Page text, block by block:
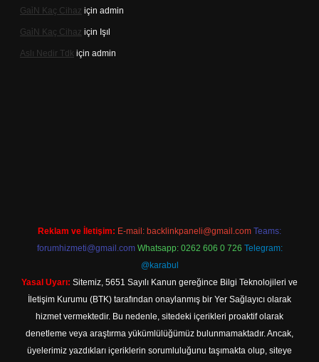
Gai̇N Kaç Cihaz için admin
Gai̇N Kaç Cihaz için Işıl
Aslı Nedir Tdk için admin
Reklam ve İletişim: E-mail: backlinkpaneli@gmail.com Teams:
forumhizmeti@gmail.com Whatsapp: 0262 606 0 726 Telegram:
@karabul
Yasal Uyarı: Sitemiz, 5651 Sayılı Kanun gereğince Bilgi Teknolojileri ve
İletişim Kurumu (BTK) tarafından onaylanmış bir Yer Sağlayıcı olarak
hizmet vermektedir. Bu nedenle, sitedeki içerikleri proaktif olarak
denetleme veya araştırma yükümlülüğümüz bulunmamaktadır. Ancak,
üyelerimiz yazdıkları içeriklerin sorumluluğunu taşımakta olup, siteye